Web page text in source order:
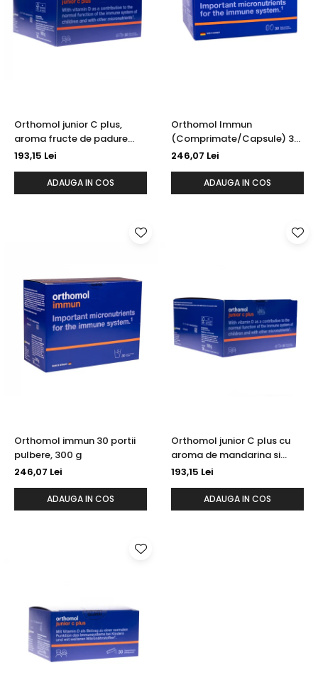
Orthomol junior C plus,
aroma fructe de padure
30x(3 tbl masticabile), 108
193,15 Lei
ADAUGA IN COS
Orthomol Immun
(Comprimate/Capsule) 30
portii, 117 g
246,07 Lei
ADAUGA IN COS
Orthomol immun 30 portii
pulbere, 300 g
246,07 Lei
ADAUGA IN COS
Orthomol junior C plus cu
aroma de mandarina si
portocala, 30x(3 tbl
193,15 Lei
ADAUGA IN COS